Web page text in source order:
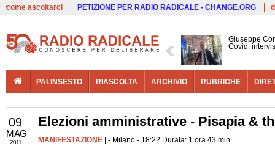
come ascoltarci PETIZIONE PER RADIO RADICALE - CHANGE.ORG
Giuseppe
Covid:
PALINSESTO RIASCOLTA ARCHIVIO RUBRICHE
09
MAG
2011
Elezioni amministrative - Pisapia &
MANIFESTAZIONE | - Milano - 18:22 Durata: 1 ora 43 min